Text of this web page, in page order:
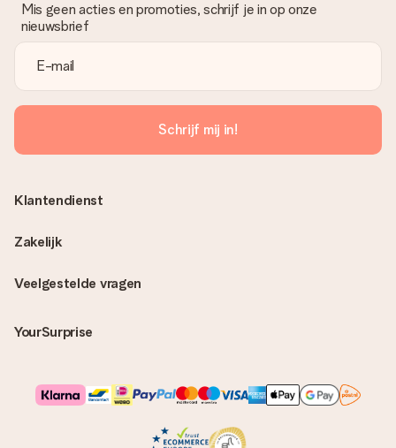
Mis geen acties en promoties, schrijf je in op onze
nieuwsbrief
Schrijf mij in!
Veelgestelde vragen
YourSurprise
Klantendienst
Zakelijk